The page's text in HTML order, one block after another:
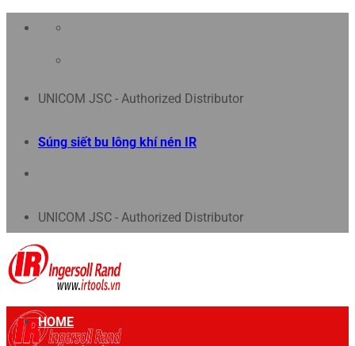
Chuyển
UNICOM JSC - Authorized Distributor
Súng siết bu lông khí nén IR
UNICOM JSC - Authorized Distributor
HOME